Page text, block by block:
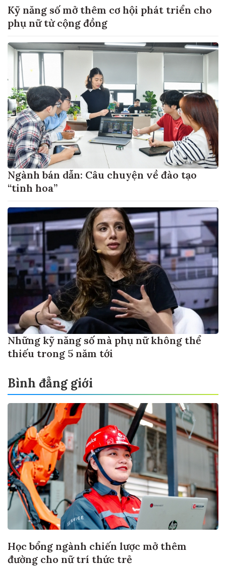
Kỹ năng số mở thêm cơ hội phát triển cho
phụ nữ từ cộng đồng
Ngành bán dẫn: Câu chuyện về đào tạo
“tinh hoa”
Những kỹ năng số mà phụ nữ không thể
thiếu trong 5 năm tới
Bình đẳng giới
Học bổng ngành chiến lược mở thêm
đường cho nữ trí thức trẻ